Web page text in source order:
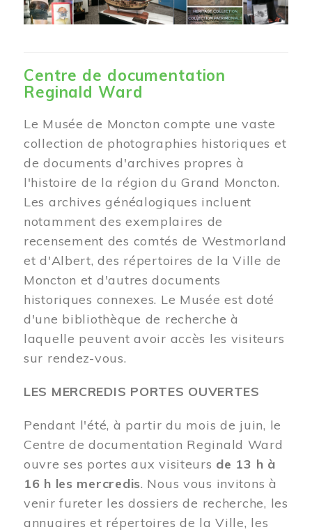
Centre de documentation
Reginald Ward
Le Musée de Moncton compte une vaste
collection de photographies historiques et
de documents d'archives propres à
l'histoire de la région du Grand Moncton.
Les archives généalogiques incluent
notamment des exemplaires de
recensement des comtés de Westmorland
et d'Albert, des répertoires de la Ville de
Moncton et d'autres documents
historiques connexes. Le Musée est doté
d'une bibliothèque de recherche à
laquelle peuvent avoir accès les visiteurs
sur rendez-vous.
LES MERCREDIS PORTES OUVERTES
Pendant l'été, à partir du mois de juin, le
Centre de documentation Reginald Ward
ouvre ses portes aux visiteurs de 13 h à
16 h les mercredis. Nous vous invitons à
venir fureter les dossiers de recherche, les
annuaires et répertoires de la Ville, les